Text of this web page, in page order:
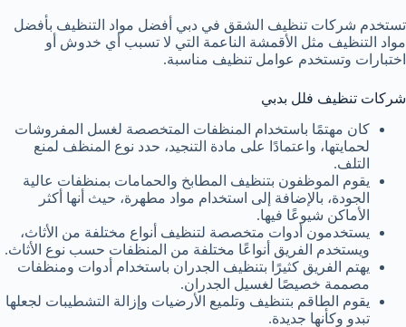
تستخدم شركات تنظيف الشقق في دبي أفضل مواد التنظيف بأفضل
مواد التنظيف مثل الأقمشة الناعمة التي لا تسبب أي خدوش أو
اختبارات وتستخدم عوامل تنظيف مناسبة.
شركات تنظيف فلل بدبي
كان مهتمًا باستخدام المنظفات المتخصصة لغسل المفروشات
لحمايتها، واعتمادًا على مادة التنجيد، حدد نوع المنظف لمنع
التلف.
يقوم الموظفون بتنظيف المطابخ والحمامات بمنظفات عالية
الجودة، بالإضافة إلى استخدام مواد مطهرة، حيث أنها أكثر
الأماكن شيوعًا فيها.
يستخدمون أدوات متخصصة لتنظيف أنواع مختلفة من الأثاث،
ويستخدم الفريق أنواعًا مختلفة من المنظفات حسب نوع الأثاث.
يهتم الفريق كثيرًا بتنظيف الجدران باستخدام أدوات ومنظفات
مصممة خصيصًا لغسيل الجدران.
يقوم الطاقم بتنظيف وتلميع الأرضيات وإزالة التشطيبات لجعلها
تبدو وكأنها جديدة.